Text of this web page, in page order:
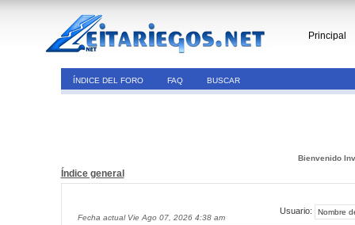
Principal
ÍNDICE DEL FORO FAQ BUSCAR
Bienvenido
Índice general
Fecha actual Vie Ago 07, 2026 4:38 am
Usuario: